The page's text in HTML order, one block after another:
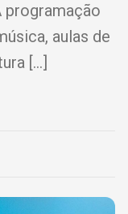
programação
aulas de
[…]